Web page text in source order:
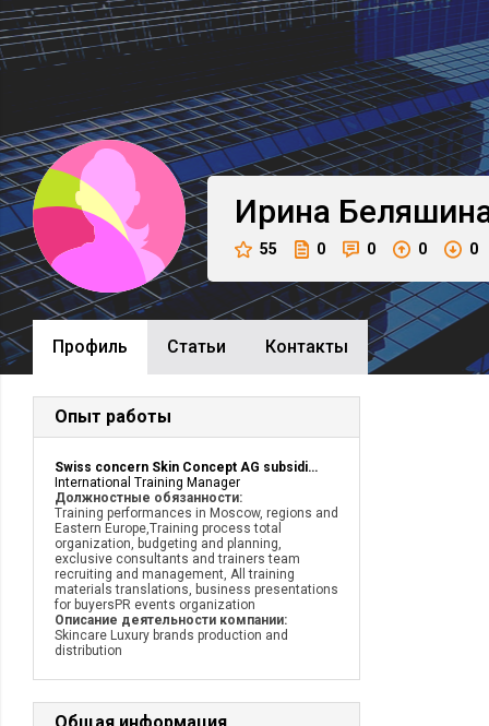
Ирина
55 0 0 0 0
Профиль Cтатьи Контакты
Опыт работы
Swiss concern Skin Concept AG subsidiary in Russia
International Training Manager
Должностные обязанности:
Training performances in Moscow, regions and
Eastern Europe,Training process total
organization, budgeting and planning,
exclusive consultants and trainers team
recruiting and management, All training
materials translations, business presentations
for buyersPR events organization
Описание деятельности компании:
Skincare Luxury brands production and
distribution